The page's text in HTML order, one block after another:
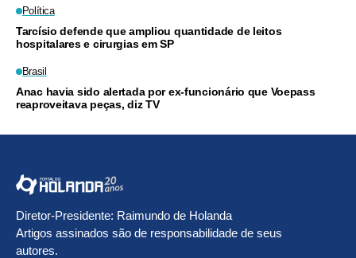
Política
Tarcísio defende que ampliou quantidade de leitos
hospitalares e cirurgias em SP
Brasil
Anac havia sido alertada por ex-funcionário que Voepass
reaproveitava peças, diz TV
Diretor-Presidente: Raimundo de Holanda
Artigos assinados são de responsabilidade de seus
autores.